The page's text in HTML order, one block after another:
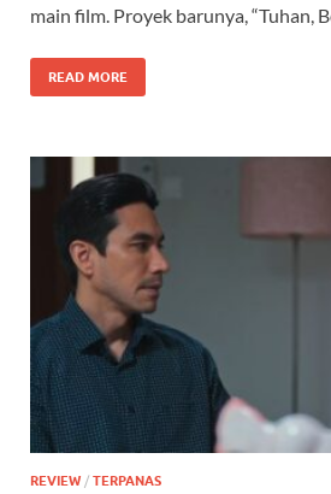
main film. Proyek barunya, “Tuhan,
READ MORE
REVIEW / TERPANAS